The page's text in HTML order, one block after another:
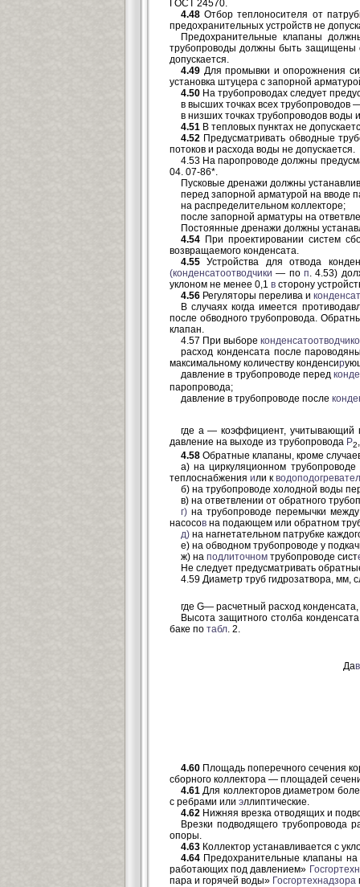
ГОСТ 24570.
4.48 Отбор теплоносителя от
предохранительных устройств не
Предохранительные клапаны
трубопроводы должны быть защищены
допускается.
4.49 Для промывки и опорожнения
установка штуцера с запорной
4.50 На трубопроводах следует
в высших точках всех
в низших точках трубопроводов воды
4.51 В тепловых пунктах не
4.52 Предусматривать обводные
потоков и расхода воды не допускается.
4.53 На паропроводе должны
04. 07-86*.
Пусковые дренажи должны
перед запорной арматурой на вводе
на распределительном коллекторе;
после запорной арматуры на
Постоянные дренажи должны
4.54 При проектировании систем
возвращаемого конденсата.
4.55 Устройства для отвода
(конденсатоотводчики — по п . 4.53)
уклоном не менее 0,1 в сторону
4.56 Регуляторы перелива и
В случаях когда имеется
после обводного трубопровода.
клапан.
4.57 При выборе
расход конденсата после
максимальному количеству конденсир
давление в трубопроводе перед
паропровода;
давление в трубопроводе после
где а — коэффициент, учитывающий
давление на выходе из трубопровода Р2
4.58 Обратные клапаны, кроме
а) на циркуляционном трубопроводе
теплоснабжения или к
б) на трубопроводе холодной воды
в) на ответвлении от обратного
г) на трубопроводе перемычки
насосов на подающем или обратном
д) на нагнетательном патрубке
е) на обводном трубопроводе у
ж) на подлиточном трубопроводе сист
Не следует предусматривать
4.59 Диаметр труб гидрозатвора, мм,
где G— расчетный расход конденсата,
Высота защитного столба
баке по табл . 2.
Дав
4.60 Площадь поперечного сечения
сборного коллектора — площадей
4.61 Для коллекторов диаметром
с ребрами или эллиптические.
4.62 Нижняя врезка отводящих и
Врезки подводящего трубопровода
опоры.
4.63 Коллектор устанавливается с
4.64 Предохранительные клапаны на
работающих под давлением»
пара и горячей воды» Госгортехнадзора